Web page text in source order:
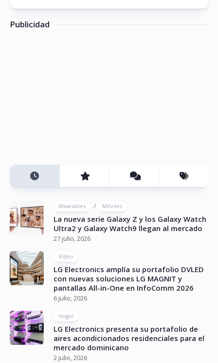
Publicidad
Wearables / Móviles
La nueva serie Galaxy Z y los Galaxy Watch
Ultra2 y Galaxy Watch9 llegan al mercado
27 julio, 2026
Vídeo
LG Electronics amplía su portafolio DVLED
con nuevas soluciones LG MAGNIT y
pantallas All-in-One en InfoComm 2026
6 julio, 2026
Hogar
LG Electronics presenta su portafolio de
aires acondicionados residenciales para el
mercado dominicano
2 julio, 2026